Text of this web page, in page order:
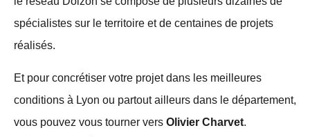
spécialistes sur le territoire et de centaines de projets
réalisés.
Et pour concrétiser votre projet dans les meilleures
conditions à Lyon ou partout ailleurs dans le département,
vous pouvez vous tourner vers Olivier Charvet.